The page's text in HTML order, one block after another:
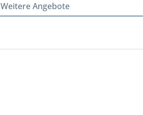
Weitere Angebote